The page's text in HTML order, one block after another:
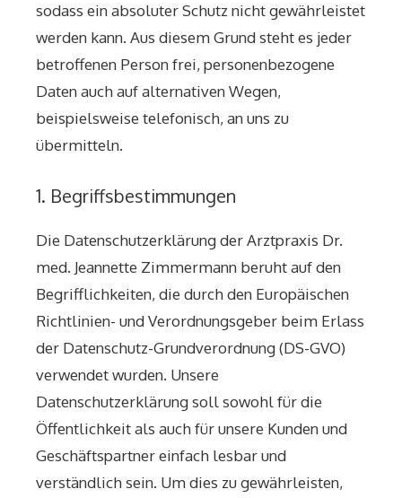
sodass ein absoluter Schutz nicht gewährleistet
werden kann. Aus diesem Grund steht es jeder
betroffenen Person frei, personenbezogene
Daten auch auf alternativen Wegen,
beispielsweise telefonisch, an uns zu
übermitteln.
1. Begriffsbestimmungen
Die Datenschutzerklärung der Arztpraxis Dr.
med. Jeannette Zimmermann beruht auf den
Begrifflichkeiten, die durch den Europäischen
Richtlinien- und Verordnungsgeber beim Erlass
der Datenschutz-Grundverordnung (DS-GVO)
verwendet wurden. Unsere
Datenschutzerklärung soll sowohl für die
Öffentlichkeit als auch für unsere Kunden und
Geschäftspartner einfach lesbar und
verständlich sein. Um dies zu gewährleisten,